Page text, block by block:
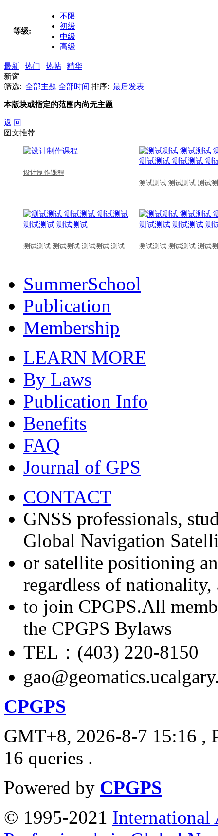
等级:
不限
初级
中级
高级
最新 | 热门 | 热帖 | 精华
新窗
筛选: 全部主题 全部时间 排序: 最后发表
本版块或指定的范围内尚无主题
返 回
图文推荐
设计制作课程
测试测试 测试测试 测试
测试测试 测试测试 测试测试 测试 测试测试 测试测试 测试
SummerSchool
Publication
Membership
LEARN MORE
By Laws
Publication Info
Benefits
FAQ
Journal of GPS
CONTACT
GNSS professionals,
Global Navigation
or satellite positioning
regardless of nationality,
to join CPGPS.All
the CPGPS Bylaws
TEL：(403) 220-8150
CPGPS
GMT+8, 2026-8-7 15:16 ,
16 queries .
Powered by CPGPS
© 1995-2021 International